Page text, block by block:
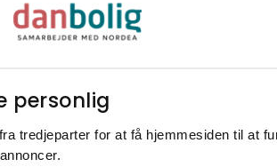
personlig​
tredjeparter for at få hjemmesiden til at
Villa 4.200.000 kr. - 5.700.000 kr.
Opret med egne